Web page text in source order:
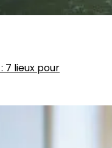
: 7 lieux pour